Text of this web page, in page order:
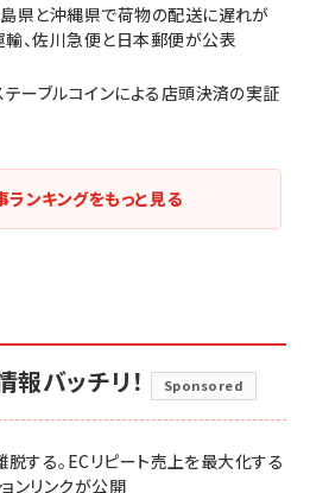
県と沖縄県で荷物の配送に遅れが
輸、佐川急便と日本郵便が公表
テーブルコインによる店頭決済の実証
ランキングをもっと見る
バッチリ！ Sponsored
脱する。ECリピート売上を最大化する
ンリンクが公開